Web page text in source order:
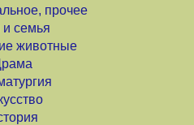
прочее
семья
животные